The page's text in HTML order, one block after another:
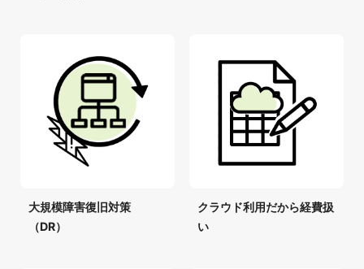
大規模障害復旧対策
（DR）
クラウド利用だから経費扱
い